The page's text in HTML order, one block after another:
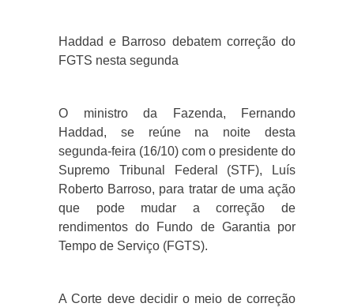
Haddad e Barroso debatem correção do
FGTS nesta segunda
O ministro da Fazenda, Fernando
Haddad, se reúne na noite desta
segunda-feira (16/10) com o presidente do
Supremo Tribunal Federal (STF), Luís
Roberto Barroso, para tratar de uma ação
que pode mudar a correção de
rendimentos do Fundo de Garantia por
Tempo de Serviço (FGTS).
A Corte deve decidir o meio de correção